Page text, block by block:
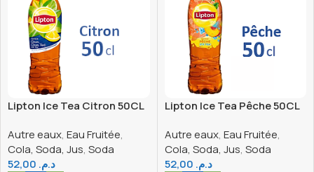
Lipton Ice Tea Citron 50CL
Autre eaux, Eau Fruitée,
Cola, Soda, Jus, Soda
د.م.
Lipton Ice Tea Pêche 50CL
Autre eaux, Eau Fruitée,
Cola, Soda, Jus, Soda
د.م.